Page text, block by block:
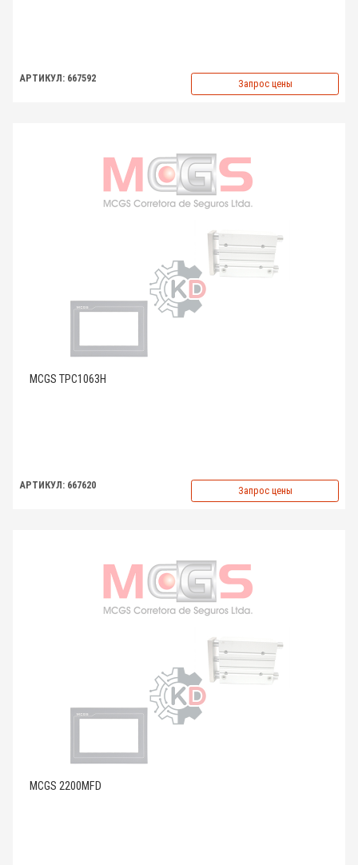
АРТИКУЛ: 667592 Запрос цены
MCGS TPC1063H
АРТИКУЛ: 667620 Запрос цены
MCGS 2200MFD